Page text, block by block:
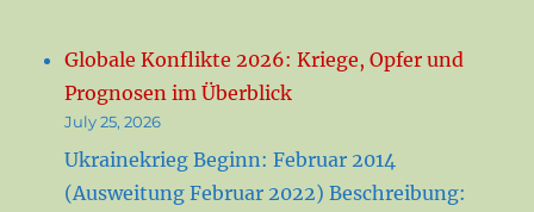
Globale Konflikte 2026: Kriege, Opfer und
Prognosen im Überblick
July 25, 2026
Ukrainekrieg Beginn: Februar 2014
(Ausweitung Februar 2022) Beschreibung: